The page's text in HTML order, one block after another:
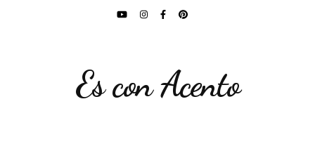
Es con Acento